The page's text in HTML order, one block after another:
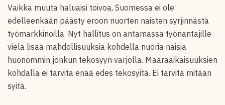
Vaikka muuta haluaisi toivoa, Suomessa ei ole
edelleenkään päästy eroon nuorten naisten syrjinnästä
työmarkkinoilla. Nyt hallitus on antamassa työnantajille
vielä lisää mahdollisuuksia kohdella nuoria naisia
huonommin jonkun tekosyyn varjolla. Määräaikaisuuksien
kohdalla ei tarvita enää edes tekosyitä. Ei tarvita mitään
syitä.